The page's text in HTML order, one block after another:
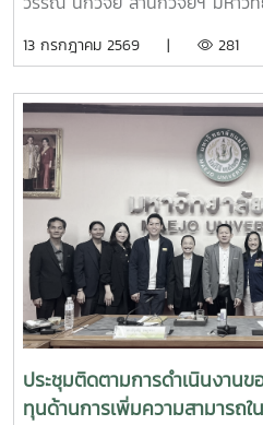
ปราบปรามยาเสพติด (ป.ป.ส.) พร้อ
ความคืบหน้าการดำเนินโครงการ
ควายเพื่อประโยชน์ทางการแพทย์
ยศ สัมฤทธิ์สกุล รองอธิการบดีมหา
แทนมหาวิทยาลัยกล่าวต้อนรับ โคร
มือระหว่างสำนักงาน ป.ป.ส. และ
โครงการแผนงานบูรณาการกา
เห็ดขี้ควายในประเทศไทย เพื่อใช้
ระบบควบคุมของรัฐ ตามมาตรก
กำหนดพื้นที่ทดลองเพาะปลูกและส
พืชเห็ดขี้ควายเพื่อประโยชน์ในก
ประชุม 2 ชั้น 2 อาคารจุฬาภรณ์ ค
แม่โจ้
13 กรกฎาคม 2569 | 281
ประชุมติดตามการดำเนินงาน
ทุนด้านการเพิ่มความสามารถ